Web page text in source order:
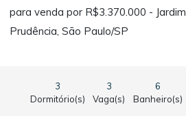
para venda por R$3.370.000 - Jardim
Prudência, São Paulo/SP
3
Dormitório(s)
3
Vaga(s)
6
Banheiro(s)